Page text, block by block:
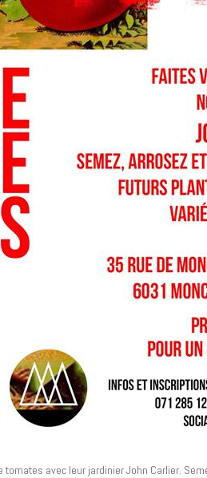
tomates avec leur jardinier John Carlier.